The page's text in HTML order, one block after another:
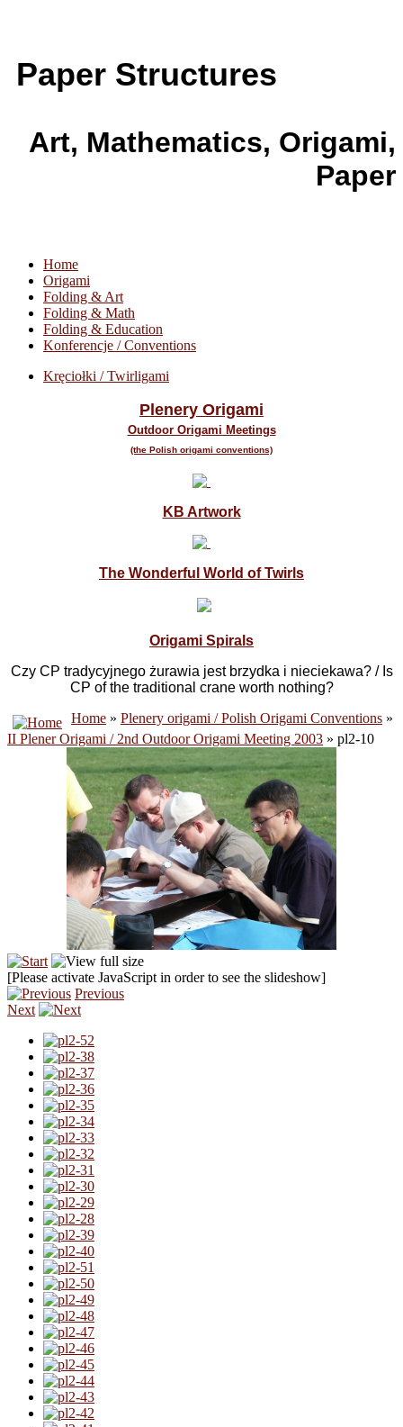
Paper Structures
Art, Mathematics, Origami,
Paper
Home
Origami
Folding & Art
Folding & Math
Folding & Education
Konferencje / Conventions
Kręciołki / Twirligami
Plenery Origami
Outdoor Origami Meetings
(the Polish origami conventions)
KB Artwork
The Wonderful World of Twirls
Origami Spirals
Czy CP tradycyjnego żurawia jest brzydka i nieciekawa? / Is
CP of the traditional crane worth nothing?
Home » Plenery origami / Polish Origami Conventions »
II Plener Origami / 2nd Outdoor Origami Meeting 2003 » pl2-10
[Please activate JavaScript in order to see the slideshow]
Previous
Next